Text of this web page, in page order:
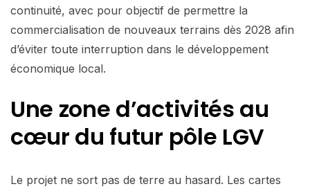
continuité, avec pour objectif de permettre la
commercialisation de nouveaux terrains dès 2028 afin
d’éviter toute interruption dans le développement
économique local.
Une zone d’activités au
cœur du futur pôle LGV
Le projet ne sort pas de terre au hasard. Les cartes